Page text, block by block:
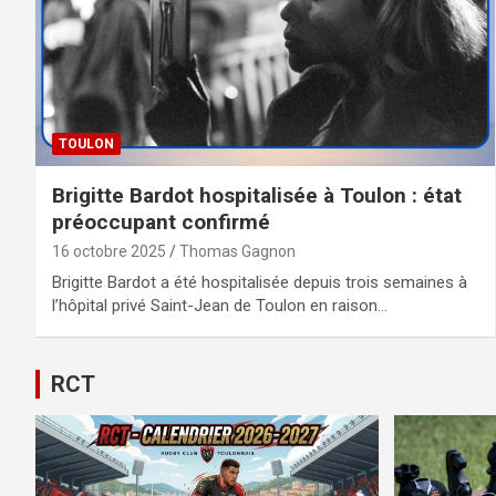
TOULON
Brigitte Bardot hospitalisée à Toulon : état
préoccupant confirmé
16 octobre 2025 Thomas Gagnon
Brigitte Bardot a été hospitalisée depuis trois semaines à
l’hôpital privé Saint-Jean de Toulon en raison…
RCT